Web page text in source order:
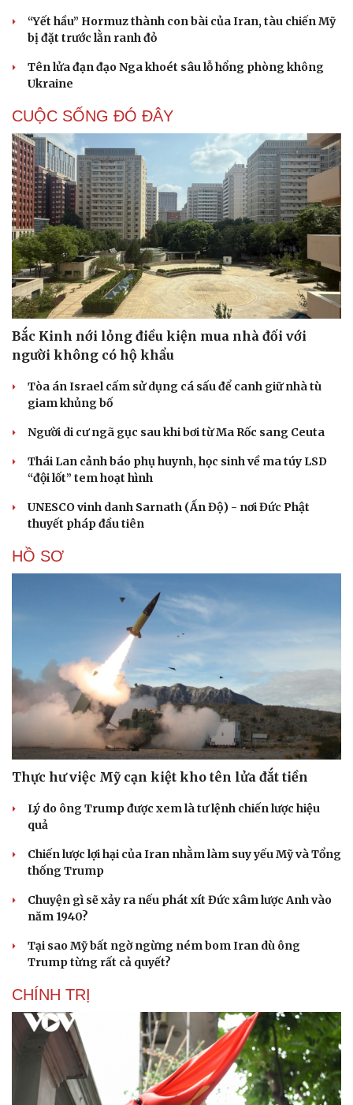
Cải chính
“Yết hầu” Hormuz thành con bài của Iran, tàu chiến Mỹ
bị đặt trước lằn ranh đỏ
Tên lửa đạn đạo Nga khoét sâu lỗ hổng phòng không
Ukraine
CUỘC SỐNG ĐÓ ĐÂY
Bắc Kinh nới lỏng điều kiện mua nhà đối với
người không có hộ khẩu
Tòa án Israel cấm sử dụng cá sấu để canh giữ nhà tù
giam khủng bố
Người di cư ngã gục sau khi bơi từ Ma Rốc sang Ceuta
Thái Lan cảnh báo phụ huynh, học sinh về ma túy LSD
“đội lốt” tem hoạt hình
UNESCO vinh danh Sarnath (Ấn Độ) - nơi Đức Phật
thuyết pháp đầu tiên
HỒ SƠ
Thực hư việc Mỹ cạn kiệt kho tên lửa đắt tiền
Lý do ông Trump được xem là tư lệnh chiến lược hiệu
quả
Chiến lược lợi hại của Iran nhằm làm suy yếu Mỹ và Tổng
thống Trump
Chuyện gì sẽ xảy ra nếu phát xít Đức xâm lược Anh vào
năm 1940?
Tại sao Mỹ bất ngờ ngừng ném bom Iran dù ông
Trump từng rất cả quyết?
CHÍNH TRỊ